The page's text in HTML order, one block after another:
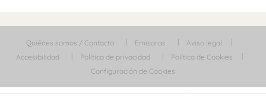
Quiénes somos / Contacta Emisoras
Aviso legal
Accesibilidad
Política de privacidad
Política de Cookies
Configuración de Cookies